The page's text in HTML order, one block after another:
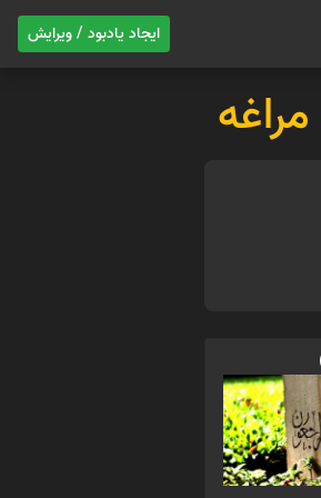
ایجاد یادبود / ویرایش
مراغه